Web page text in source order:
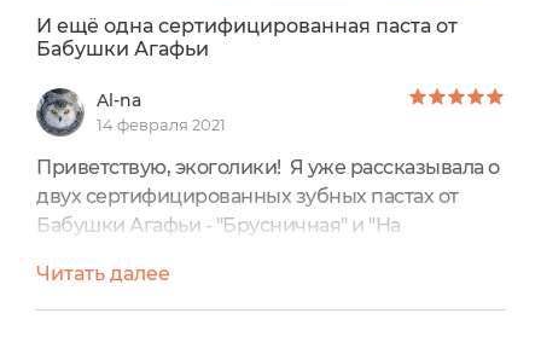
И ещё одна сертифицированная паста от
Бабушки Агафьи
Al-na
14 февраля 2021
Приветствую, экоголики! Я уже рассказывала о
двух сертифицированных зубных пастах от
Бабушки Агафьи - "Брусничная" и "На
ещё одну - натуральная сертифицированная
зубная паста "Таёжный мёд и прополис".Я
Читать далее